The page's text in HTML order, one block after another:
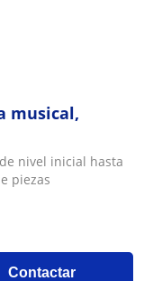
musical,
nivel inicial hasta
piezas
Contactar